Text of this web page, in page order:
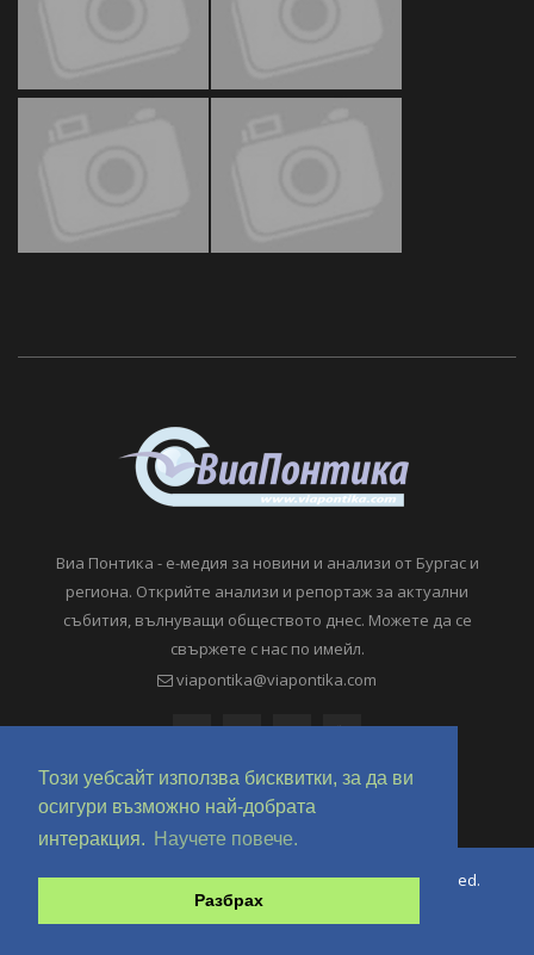
Този уебсайт използва бисквитки, за да ви
осигури възможно най-добрата
интеракция.
Научете повече.
Разбрах
Виа Понтика - е-медия за новини и анализи от Бургас и
региона. Открийте анализи и репортаж за актуални
събития, вълнуващи обществото днес. Можете да се
свържете с нас по имейл.
viapontika@viapontika.com
Copyright © 2018-2024 ViaPontika.com. All Rights Reserved.
Development @ OverHertz Ltd